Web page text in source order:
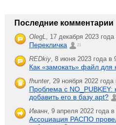
Последние комментарии
OlegL, 17 декабря 2023
Перекличка 21
REDkiy, 8 июня 2023 года в
Как «замокать» файл для
fhunter, 29 ноября 2022
Проблема с NO_PUBKEY:
добавить его в базу apt?
Иванн, 9 апреля 2022 года
Ассоциация РАСПО